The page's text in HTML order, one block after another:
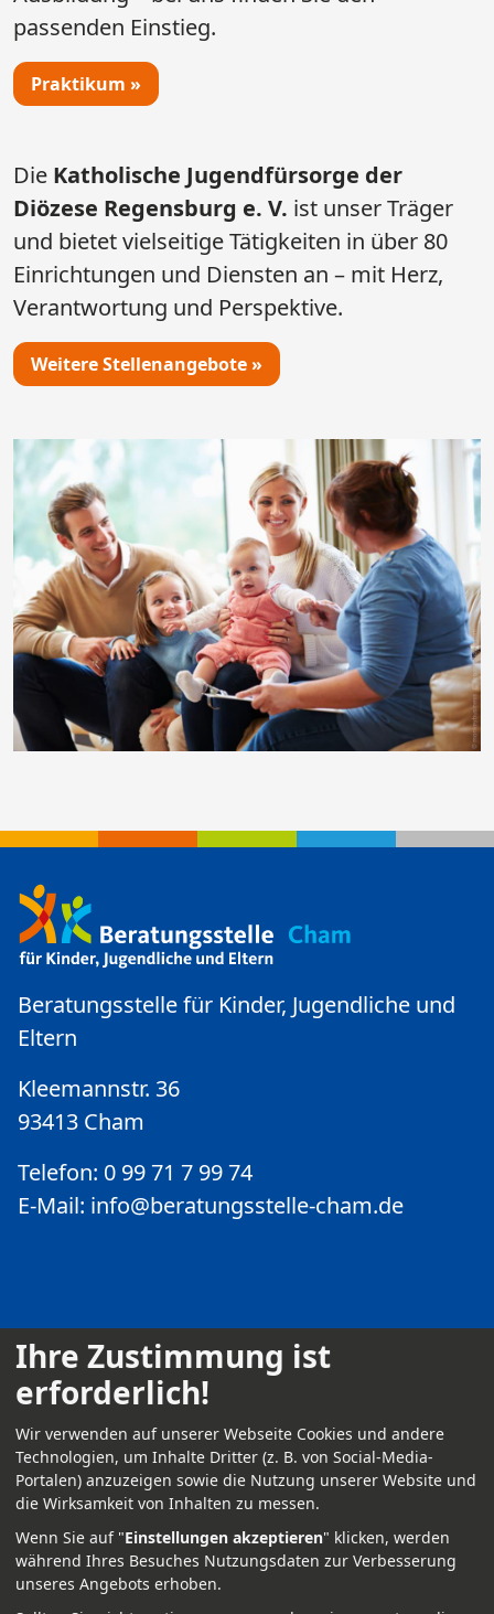
passenden Einstieg.
Praktikum »
Die Katholische Jugendfürsorge der
Diözese Regensburg e. V. ist unser Träger
und bietet vielseitige Tätigkeiten in über 80
Einrichtungen und Diensten an – mit Herz,
Verantwortung und Perspektive.
Weitere Stellenangebote »
Beratungsstelle für Kinder, Jugendliche und
Eltern
Kleemannstr. 36
93413 Cham
Telefon: 0 99 71 7 99 74
E-Mail: info@beratungsstelle-cham.de
Kontakt
Impressum
Datenschutz
Anmelden
Ihre Zustimmung ist
erforderlich!
Wir verwenden auf unserer Webseite Cookies und andere
Technologien, um Inhalte Dritter (z. B. von Social-Media-
Portalen) anzuzeigen sowie die Nutzung unserer Website und
die Wirksamkeit von Inhalten zu messen.
Wenn Sie auf "Einstellungen akzeptieren" klicken, werden
während Ihres Besuches Nutzungsdaten zur Verbesserung
unseres Angebots erhoben.